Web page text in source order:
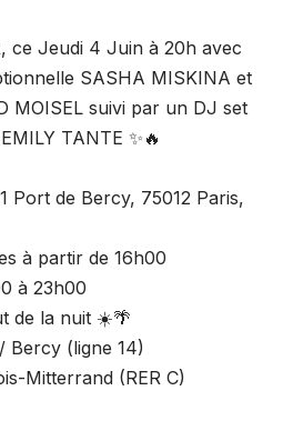
ce Jeudi 4 Juin à 20h avec
SASHA MISKINA et
MOISEL suivi par un DJ set
TANTE ✨🔥
Port de Bercy, 75012 Paris,
à partir de 16h00
à 23h00
de la nuit ☀️🌴
(ligne 14)
Mitterrand (RER C)